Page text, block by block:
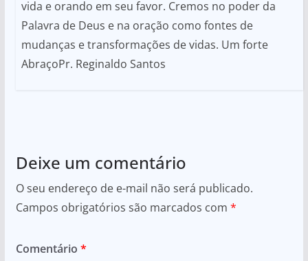
vida e orando em seu favor. Cremos no poder da
Palavra de Deus e na oração como fontes de
mudanças e transformações de vidas. Um forte
AbraçoPr. Reginaldo Santos
Deixe um comentário
O seu endereço de e-mail não será publicado.
Campos obrigatórios são marcados com *
Comentário *